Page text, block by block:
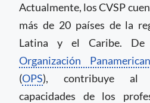
Actualmente, los CVSP
más de 20 países de la
Latina y el Caribe.
Organización
(OPS), contribuye al
capacidades de los